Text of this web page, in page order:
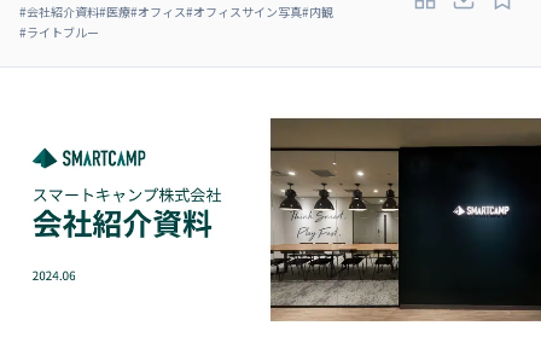
#会社紹介資料#医療#オフィス#オフィスサイン写真#内観
#ライトブルー